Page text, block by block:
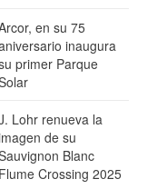
en su 75
inaugura
primer Parque
Lohr renueva la
de su
Blanc
Flume Crossing 2025